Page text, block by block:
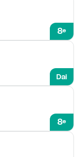
8e
Dai
8e